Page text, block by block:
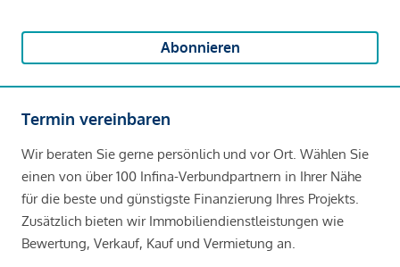
Abonnieren
Termin vereinbaren
Wir beraten Sie gerne persönlich und vor Ort. Wählen Sie
einen von über 100 Infina-Verbundpartnern in Ihrer Nähe
für die beste und günstigste Finanzierung Ihres Projekts.
Zusätzlich bieten wir Immobiliendienstleistungen wie
Bewertung, Verkauf, Kauf und Vermietung an.